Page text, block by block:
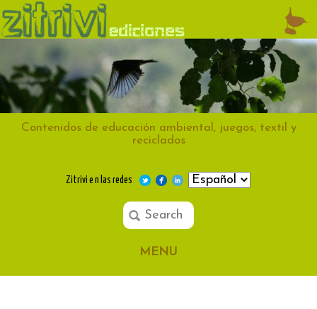
Contenidos de educación ambiental, juegos, textil y
reciclados
Zitrivi e n las redes
MENU